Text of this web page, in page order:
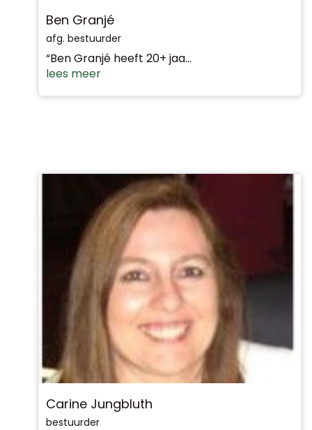
Ben Granjé
afg. bestuurder
“Ben Granjé heeft 20+ jaa...
lees meer
Carine Jungbluth
bestuurder